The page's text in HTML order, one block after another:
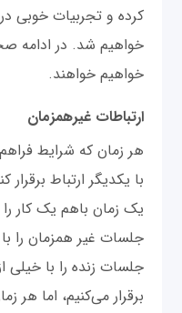
کرده و تجربیات خوبی
خواهیم شد. در ادامه
خواهیم خواهند.
ارتباطات غیرهمزمان
هر زمان که شرایط
با یکدیگر ارتباط
یک زمان باهم یک کار
جلسات غیر همزمان را
برقرار می‌کنیم، اما هر